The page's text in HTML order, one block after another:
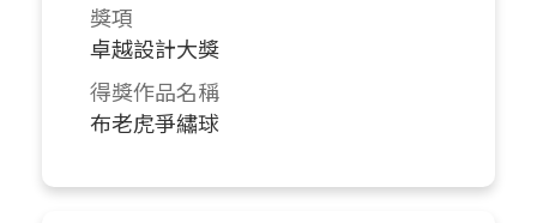
獎項
卓越設計大獎
得獎作品名稱
布老虎爭繡球